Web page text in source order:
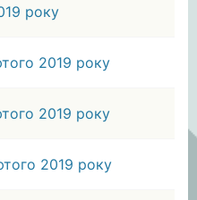
року
2019 року
2019 року
2019 року